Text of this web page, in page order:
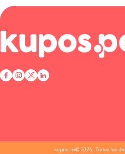
kupos.pe© 2026. Todos los